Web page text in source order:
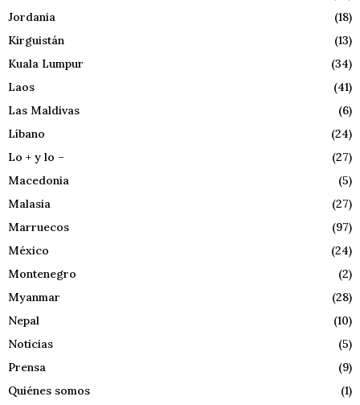
Jordania
(18)
Kirguistán
(13)
Kuala Lumpur
(34)
Laos
(41)
Las Maldivas
(6)
Líbano
(24)
Lo + y lo –
(27)
Macedonia
(5)
Malasia
(27)
Marruecos
(97)
México
(24)
Montenegro
(2)
Myanmar
(28)
Nepal
(10)
Noticias
(5)
Prensa
(9)
Quiénes somos
(1)